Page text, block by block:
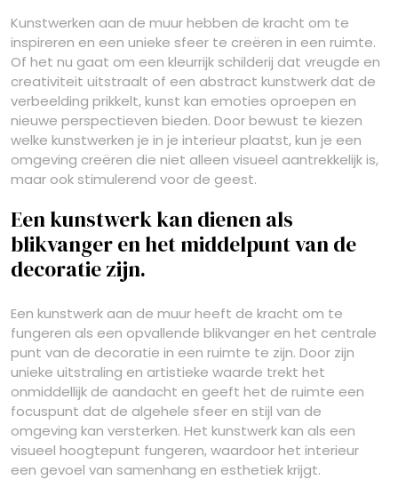
Kunstwerken aan de muur hebben de kracht om te
inspireren en een unieke sfeer te creëren in een ruimte.
Of het nu gaat om een kleurrijk schilderij dat vreugde en
creativiteit uitstraalt of een abstract kunstwerk dat de
verbeelding prikkelt, kunst kan emoties oproepen en
nieuwe perspectieven bieden. Door bewust te kiezen
welke kunstwerken je in je interieur plaatst, kun je een
omgeving creëren die niet alleen visueel aantrekkelijk is,
maar ook stimulerend voor de geest.
Een kunstwerk kan dienen als
blikvanger en het middelpunt van de
decoratie zijn.
Een kunstwerk aan de muur heeft de kracht om te
fungeren als een opvallende blikvanger en het centrale
punt van de decoratie in een ruimte te zijn. Door zijn
unieke uitstraling en artistieke waarde trekt het
onmiddellijk de aandacht en geeft het de ruimte een
focuspunt dat de algehele sfeer en stijl van de
omgeving kan versterken. Het kunstwerk kan als een
visueel hoogtepunt fungeren, waardoor het interieur
een gevoel van samenhang en esthetiek krijgt.